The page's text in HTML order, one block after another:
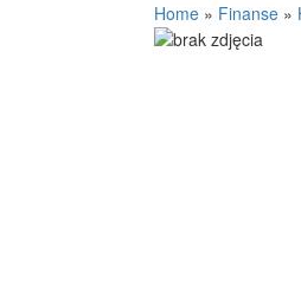
Home » Finanse »